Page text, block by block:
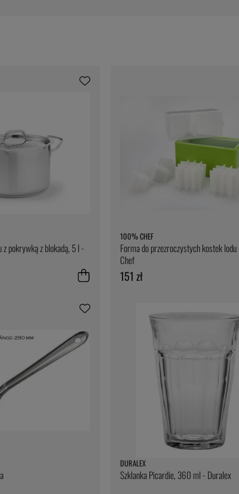
z pokrywką z blokadą, 5 l -
100% CHEF
Forma do przezroczystych kostek
Chef
151 zł
DURALEX
Szklanka Picardie, 360 ml - Duralex